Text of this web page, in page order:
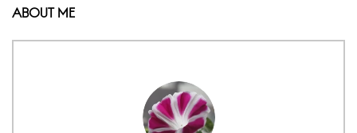
ABOUT ME